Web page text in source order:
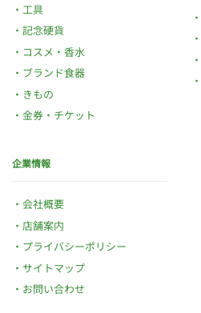
工具
記念硬貨
コスメ・香水
ブランド食器
きもの
金券・チケット
企業情報
会社概要
店舗案内
プライバシーポリシー
サイトマップ
お問い合わせ